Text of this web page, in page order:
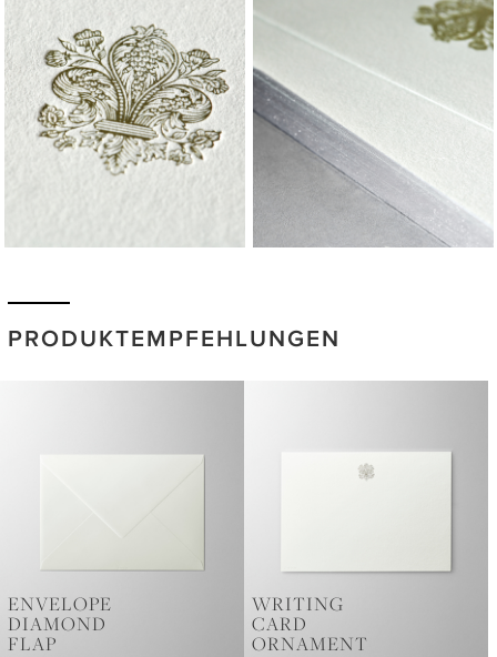
PRODUKTEMPFEHLUNGEN
ENVELOPE
DIAMOND
FLAP
WRITING
CARD
ORNAMENT